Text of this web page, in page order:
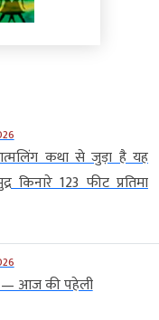
कथा से जुड़ा है यह
किनारे 123 फीट प्रतिमा
— आज की पहेली